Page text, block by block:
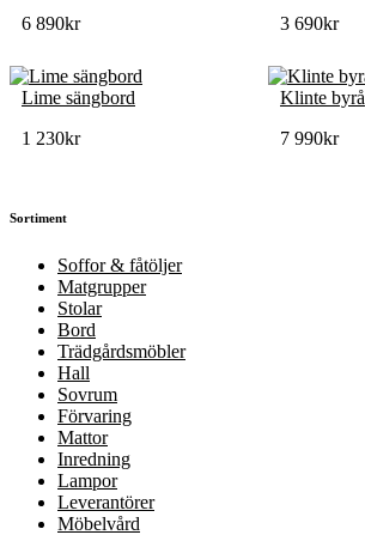
6 890kr
3 690kr
Lime sängbord
1 230kr
Klinte byrå
7 990kr
Sortiment
Soffor & fåtöljer
Matgrupper
Stolar
Bord
Trädgårdsmöbler
Hall
Sovrum
Förvaring
Mattor
Inredning
Lampor
Leverantörer
Möbelvård